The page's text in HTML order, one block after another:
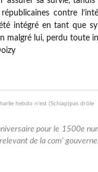
contre
intégré en tant que
malgré lui, perdu toute
pour le 1500e
de la com'